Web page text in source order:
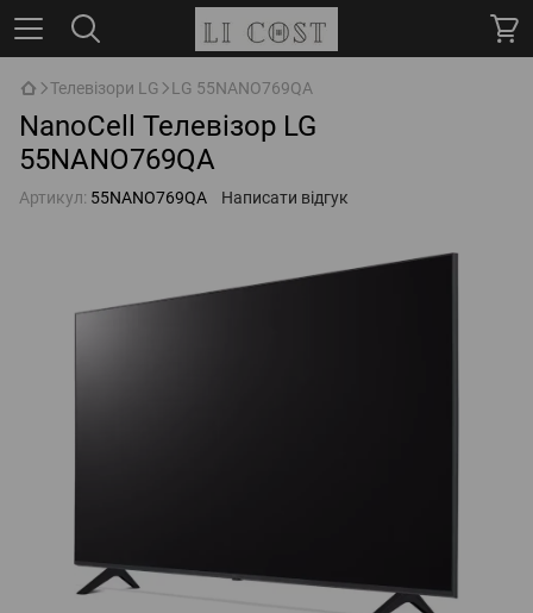
Телевізори LG LG 55NANO769QA
NanoCell Телевізор LG
55NANO769QA
Артикул: 55NANO769QA Написати відгук